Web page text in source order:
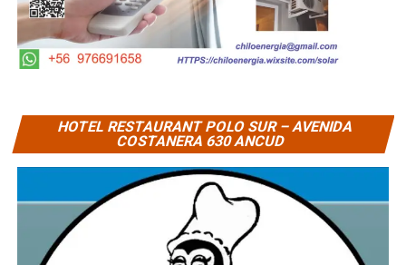
HOTEL RESTAURANT POLO SUR – AVENIDA
COSTANERA 630 ANCUD